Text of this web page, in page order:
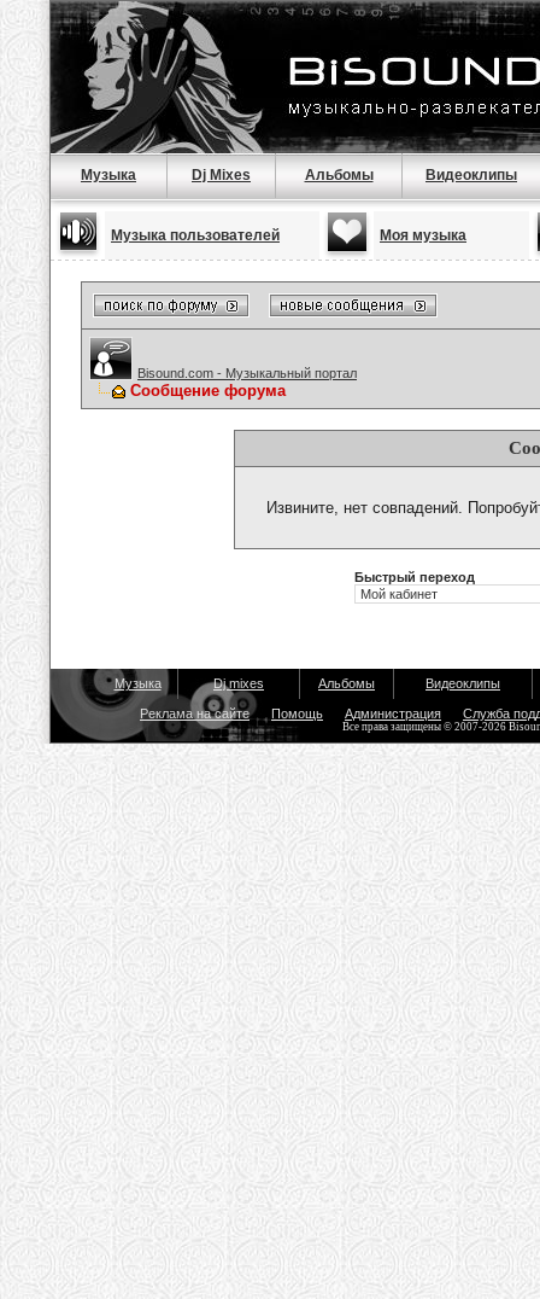
Музыка Dj Mixes Альбомы Видеоклипы
Музыка пользователей Моя музыка
Bisound.com - Музыкальный портал
Сообщение форума
Извините, нет совпадений.
Быстрый переход
Музыка Dj mixes Альбомы Видеоклипы
Реклама на сайте Помощь Администрация Служба
Все права защищены © 2007-2026